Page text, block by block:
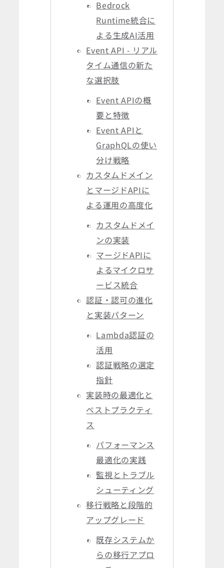
Bedrock
Runtime統合に
よる生成AI活用
Event API - リアル
タイム通信の新た
な選択肢
Event APIの概
要と特徴
Event APIと
GraphQLの使い
分け戦略
カスタムドメイン
とマージドAPIに
よる運用の高度化
カスタムドメイ
ンの実装
マージドAPIに
よるマイクロサ
ービス統合
認証・認可の進化
と実装パターン
Lambda認証の
活用
認証戦略の選定
指針
実装時の最適化と
ベストプラクティ
ス
パフォーマンス
最適化の実践
監視とトラブル
シューティング
移行戦略と段階的
アップグレード
既存システムか
らの移行アプロ